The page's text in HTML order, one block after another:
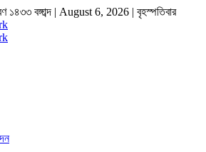
১৪৩৩ বঙ্গাব্দ | August 6, 2026 | বৃহস্পতিবার